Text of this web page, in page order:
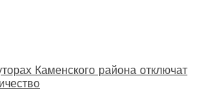
Каменского района отключат